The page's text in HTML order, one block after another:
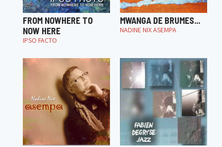
FROM NOWHERE TO
NOW HERE
IPSO FACTO
MWANGA DE BRUMES...
NADINE NIX ASEMPA